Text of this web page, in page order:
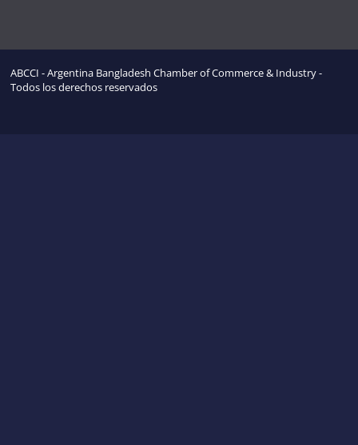
ABCCI - Argentina Bangladesh Chamber of Commerce & Industry -
Todos los derechos reservados